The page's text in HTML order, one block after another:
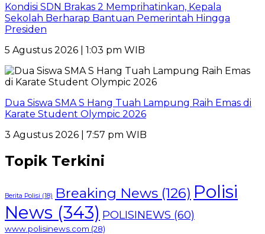
Kondisi SDN Brakas 2 Memprihatinkan, Kepala
Sekolah Berharap Bantuan Pemerintah Hingga
Presiden
5 Agustus 2026 | 1:03 pm WIB
Dua Siswa SMA S Hang Tuah Lampung Raih Emas di
Karate Student Olympic 2026
3 Agustus 2026 | 7:57 pm WIB
Topik Terkini
Berita Polisi (18) Breaking News (126) Polisi
News (343) POLISINEWS (60)
www.polisinews.com (28)